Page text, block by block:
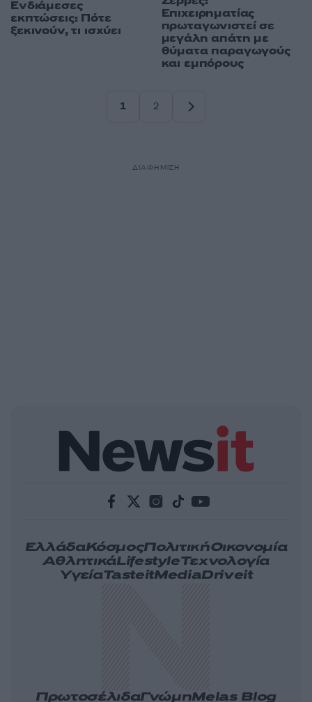
Ενδιάμεσες
εκπτώσεις: Πότε
ξεκινούν, τι ισχύει
Επιχειρηματίας
πρωταγωνιστεί σε
μεγάλη απάτη με
θύματα παραγωγούς
και εμπόρους
1
2
ΔΙΑΦΗΜΙΣΗ
ΕλλάδαΚόσμοςΠολιτικήΟικονομία
ΑθλητικάLifestyleΤεχνολογία
ΥγείαTasteitMediaDriveit
ΠρωτοσέλιδαΓνώμηMelas Blog